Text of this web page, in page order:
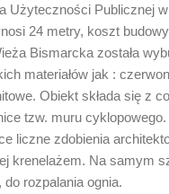
Użyteczności Publicznej
24 metry, koszt budowy
Bismarcka została
materiałów jak :
Obiekt składa się z
tzw. muru
liczne zdobienia
krenelażem. Na samym
do rozpalania ognia.